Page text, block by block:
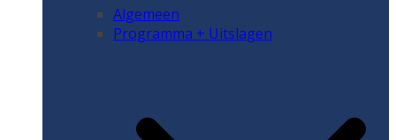
Algemeen
Programma + Uitslagen